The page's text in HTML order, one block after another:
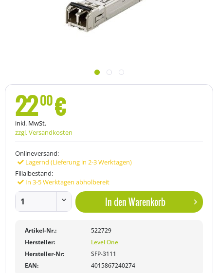
2200€
inkl. MwSt.
zzgl. Versandkosten
Onlineversand:
Lagernd (Lieferung in 2-3 Werktagen)
Filialbestand:
In 3-5 Werktagen abholbereit
In denWarenkorb
Artikel-Nr.:
522729
Hersteller:
Level One
Hersteller-Nr:
SFP-3111
EAN:
4015867240274